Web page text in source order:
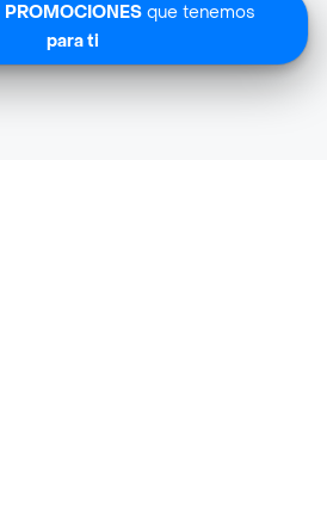
PROMOCIONES que tenemos
para ti